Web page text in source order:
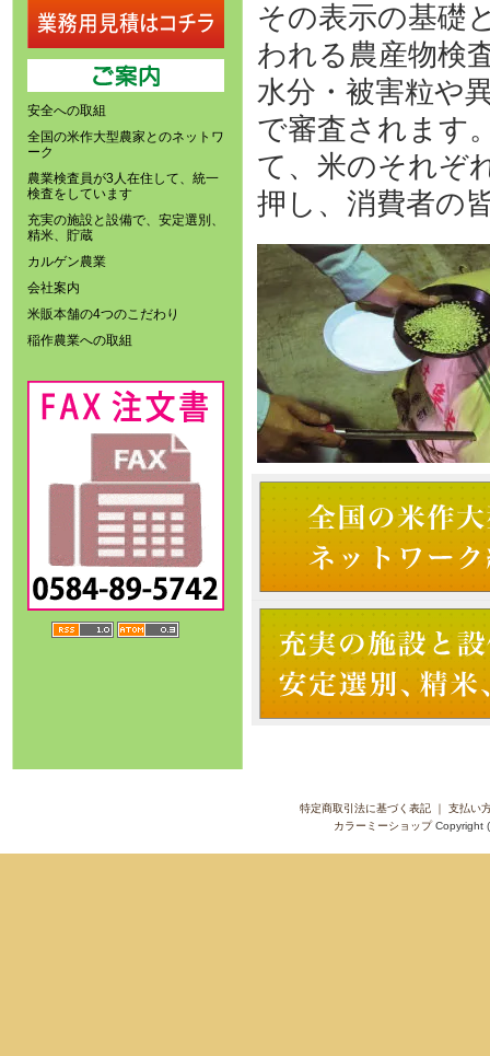
安全への取組
全国の米作大型農家とのネットワ
ーク
農業検査員が3人在住して、統一
検査をしています
充実の施設と設備で、安定選別、
精米、貯蔵
カルゲン農業
会社案内
米販本舗の4つのこだわり
稲作農業への取組
その表示の基礎
われる農産物検
水分・被害粒や
で審査されます
て、米のそれぞ
押し、消費者の
特定商取引法に基づく表記｜ 支払い
カラーミーショップCopyright